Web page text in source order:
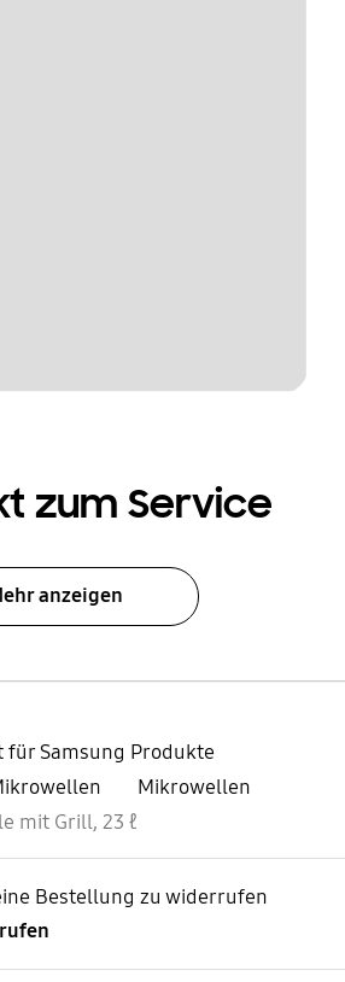
zum Service
anzeigen
Samsung Produkte
Mikrowellen
mit Grill, 23 ℓ
Bestellung zu widerrufen